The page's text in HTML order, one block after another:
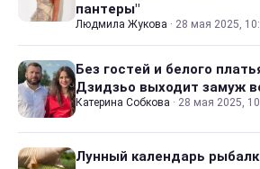
пантеры"
Людмила Жукова · 28 мая 2025,
Без гостей и белого
Дзидзьо выходит замуж
Катерина Собкова · 28 мая 2025,
Лунный календарь